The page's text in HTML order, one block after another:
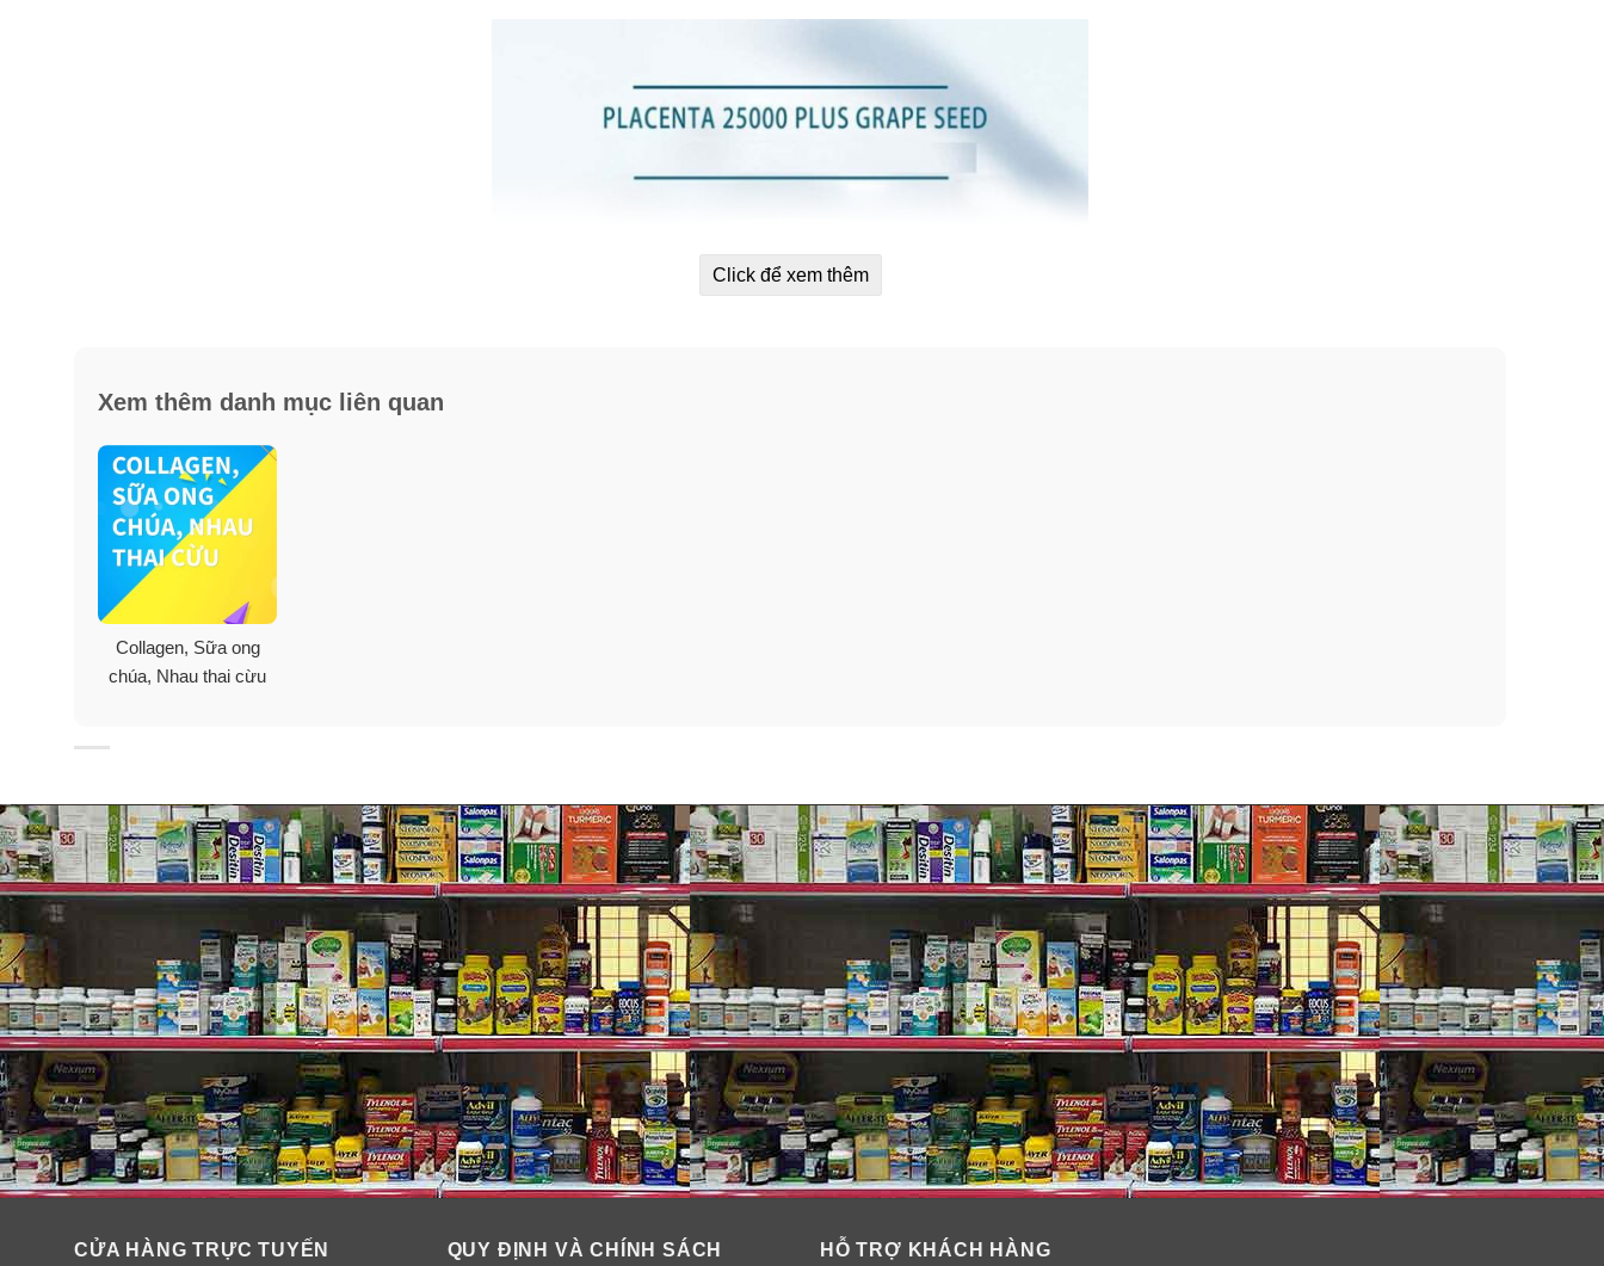
Lợi ích từ nhau thai cừu Goodhealth Placenta 25000 Plus Grape Seed
✓ Cải thiện tối đa sắc tố làn da, tăng tính đàn hồi và chống chảy xệ cho làn da bạn khi có tuổi, phụ nữ sau khi sinh.
Tiêu diệt nhanh chóng đám mụn không mong muốn. Dù bạn bị mụn trứng cá hay mụn bọc thì khi dùng viên uống nhau thai cừu New Zealand Placenta 25,000 sẽ thấy
hiệu quả, nỗi lo lắng mặc cảm sẽ không còn.
✓Bọng mắt, vết thâm quầng cũng biến mất. Đây là dấu vết tố cáo sự mệt mỏi, già nua của chị em phụ nữ. Nhau thai cừu tăng cường cung cấp dưỡng chất và cấp ẩm để
vùng da xung quang mắt tái sinh, giảm thâm, hồng hào và căng mịn trở lại.
✓Tái tạo tế bào, làm lành vết thương và liền sẹo trong thời gian sớm hơn mong đợi.
✓Chống oxy hóa cực mạnh, làm nhỏ lỗ chân lông, kiểm soát bã nhờn gây to lỗ chân lông.
thời kì tiền mãn kinh.
Click để xem thêm
Xem thêm danh mục liên quan
Collagen, Sữa ong
chúa, Nhau thai cừu
CỬA HÀNG TRỰC TUYẾN QUY ĐỊNH VÀ CHÍNH SÁCH HỖ TRỢ KHÁCH HÀNG